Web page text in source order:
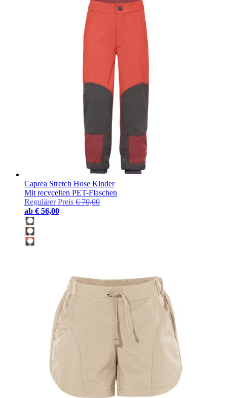
Caprea Stretch Hose Kinder
Mit recycelten PET-Flaschen
Regulärer Preis € 70,00
ab € 56,00